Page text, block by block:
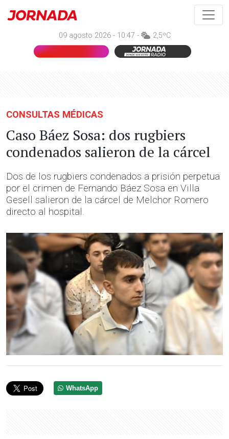
09 agosto 2026 - 10:47 - 2,5ºC
CONSULTAS MÉDICAS
Caso Báez Sosa: dos rugbiers
condenados salieron de la cárcel
Dos de los rugbiers condenados a prisión perpetua
por el crimen de Fernando Báez Sosa en Villa
Gesell salieron de la cárcel de Melchor Romero
directo al hospital.
WhatsApp